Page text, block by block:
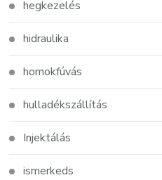
hegkezelés
hidraulika
homokfúvás
hulladékszállítás
Injektálás
ismerkeds